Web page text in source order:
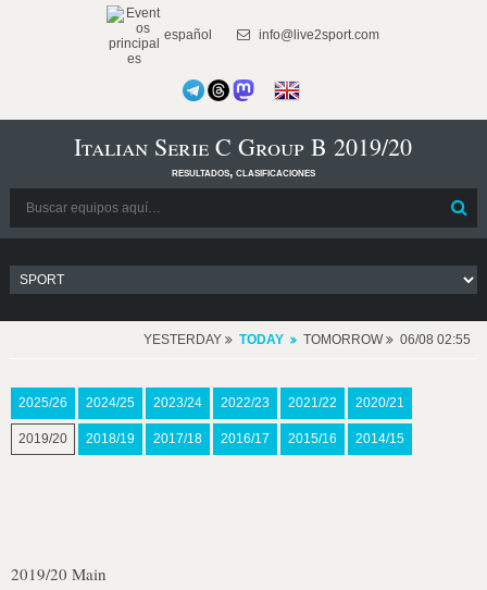
español info@live2sport.com
Italian Serie C Group B 2019/20
resultados, clasificaciones
YESTERDAY TODAY TOMORROW 06/08 02:55
2025/26 2024/25 2023/24 2022/23 2021/22 2020/21
2019/20 2018/19 2017/18 2016/17 2015/16 2014/15
2019/20 Main